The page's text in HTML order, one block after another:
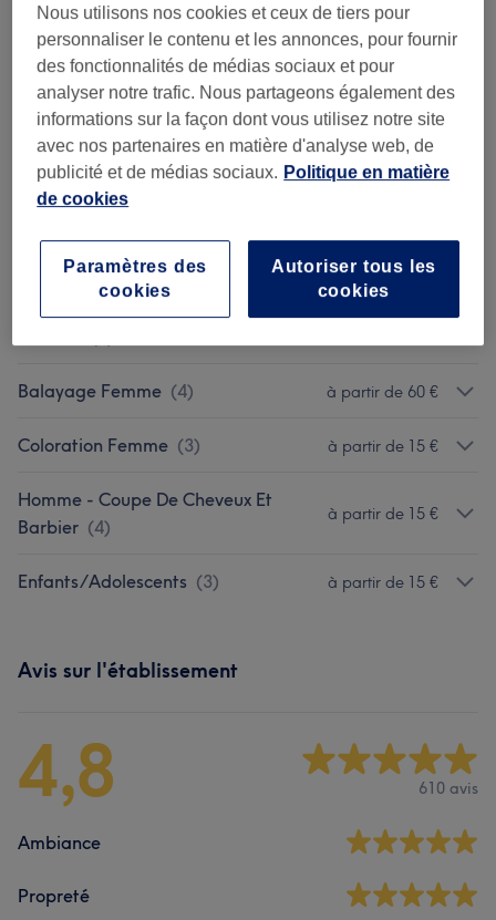
Patine, Shampoing, Coupe et
Brushing ou Séchage
1 h 25 min - 1 h 55 min
Ma prestation en détail...
à partir de
Ce n'est pas ce que vous recherchiez ?
Recherchez dans notre liste de prestations
Information Importante
à partir de 27 €
Balayage Femme (4) à partir de 60 €
Coloration Femme (3) à partir de 15 €
Homme - Coupe De Cheveux Et
Barbier (4)
à partir de 15 €
Enfants/Adolescents (3) à partir de 15 €
Avis sur l'établissement
4,8 610 avis
Ambiance
Propreté
Nous utilisons nos cookies et ceux de tiers pour
personnaliser le contenu et les annonces, pour fournir
des fonctionnalités de médias sociaux et pour
analyser notre trafic. Nous partageons également des
informations sur la façon dont vous utilisez notre site
avec nos partenaires en matière d'analyse web, de
publicité et de médias sociaux. Politique en matière
de cookies
Autoriser tous les
cookies
Paramètres des
cookies